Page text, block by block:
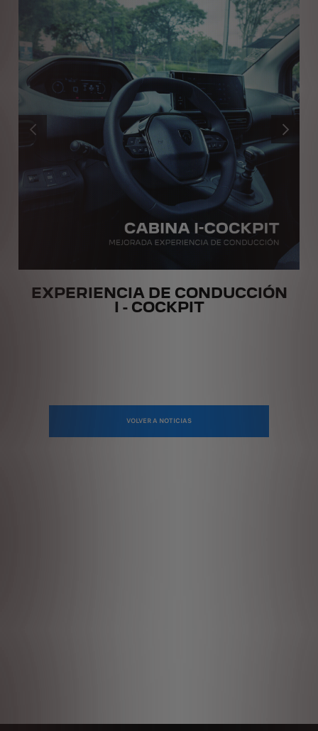
ANTERIOR
EXPERIENCIA DE CONDUCCIÓN
I - COCKPIT
PRÓXIMO
VOLVER A NOTICIAS